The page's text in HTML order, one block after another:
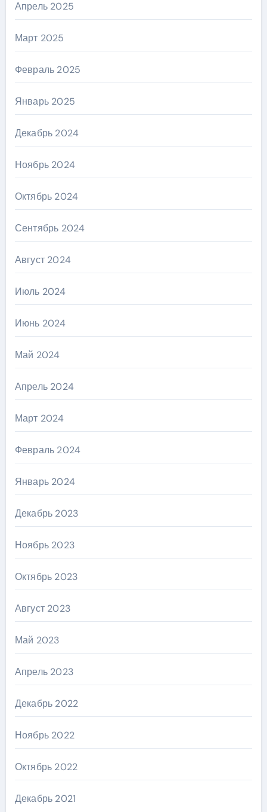
Апрель 2025
Март 2025
Февраль 2025
Январь 2025
Декабрь 2024
Ноябрь 2024
Октябрь 2024
Сентябрь 2024
Август 2024
Июль 2024
Июнь 2024
Май 2024
Апрель 2024
Март 2024
Февраль 2024
Январь 2024
Декабрь 2023
Ноябрь 2023
Октябрь 2023
Август 2023
Май 2023
Апрель 2023
Декабрь 2022
Ноябрь 2022
Октябрь 2022
Декабрь 2021